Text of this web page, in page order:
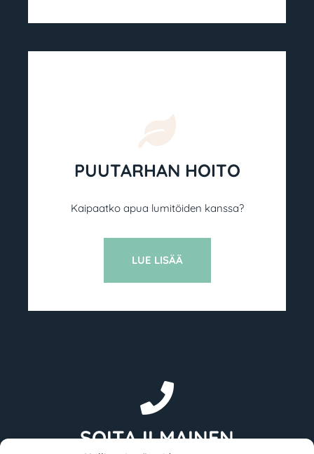
PUUTARHAN HOITO
Kaipaatko apua lumitöiden kanssa?
LUE LISÄÄ
SOITA ILMAINEN